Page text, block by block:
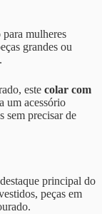
mulheres
grandes ou
este colar com
um acessório
sem precisar de
principal do
peças em